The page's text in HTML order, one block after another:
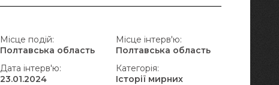
Місце подій:
Полтавська область
Місце інтерв'ю:
Полтавська область
Дата інтерв'ю:
23.01.2024
Категорія:
Історії мирних